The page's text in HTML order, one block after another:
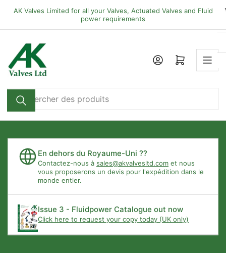
au
contenu
AK Valves Limited for all your Valves, Actuated Valves and Fluid
power requirements
Rechercher
des
produits
Ouvrir le panier
En dehors du Royaume-Uni ??
Contactez-nous à sales@akvalvesltd.com et nous
vous proposerons un devis pour l'expédition dans le
monde entier.
Issue 3 - Fluidpower Catalogue out now
Click here to request your copy today (UK only)